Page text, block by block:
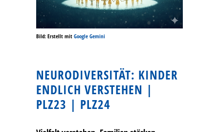
NEURODIVERSITÄT: KINDER
ENDLICH VERSTEHEN |
PLZ23 | PLZ24
Bild: Erstellt mit Google Gemini